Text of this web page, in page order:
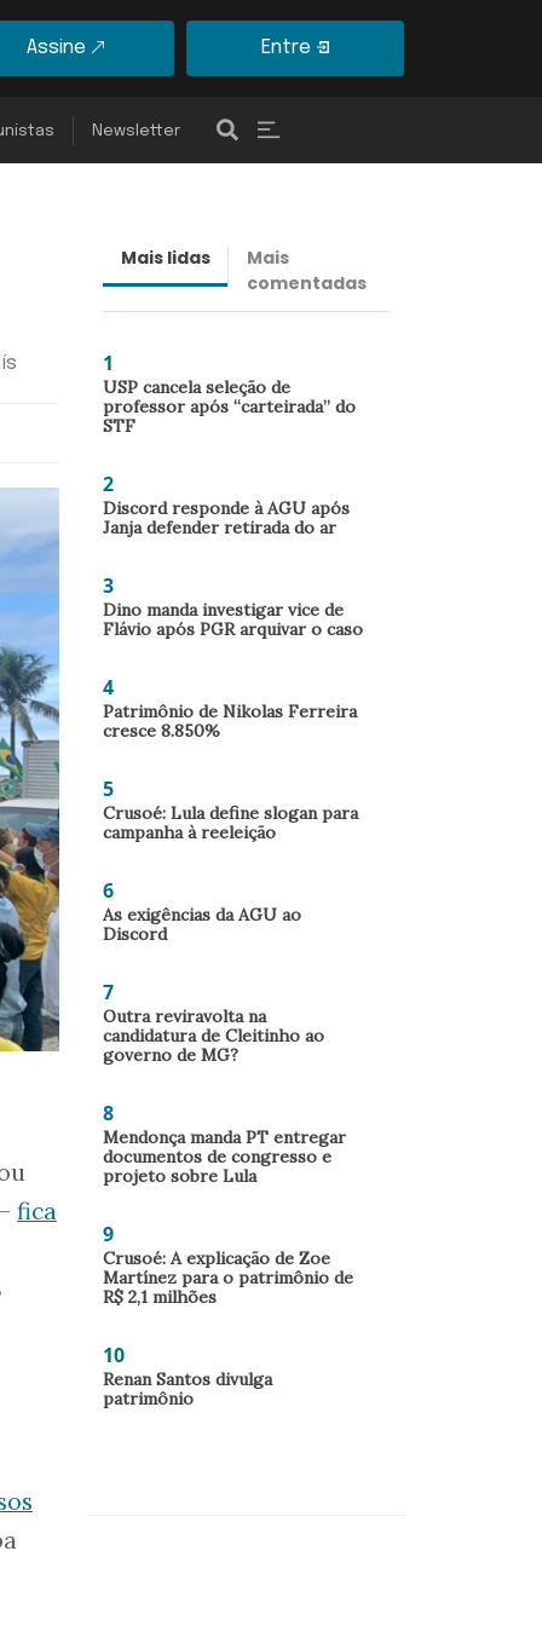
Assine Entre
Newsletter
fica
Mais lidas
Mais
comentadas
1
USP cancela seleção de
professor após “carteirada” do
STF
2
Discord responde à AGU após
Janja defender retirada do ar
3
Dino manda investigar vice de
Flávio após PGR arquivar o caso
4
Patrimônio de Nikolas Ferreira
cresce 8.850%
5
Crusoé: Lula define slogan para
campanha à reeleição
6
As exigências da AGU ao
Discord
7
Outra reviravolta na
candidatura de Cleitinho ao
governo de MG?
8
Mendonça manda PT entregar
documentos de congresso e
projeto sobre Lula
9
Crusoé: A explicação de Zoe
Martínez para o patrimônio de
R$ 2,1 milhões
10
Renan Santos divulga
patrimônio